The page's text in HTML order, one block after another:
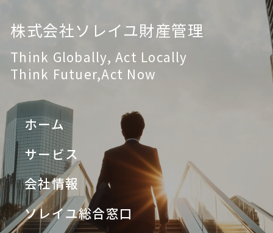
株式会社ソレイユ財産管理
Think Globally, Act Locally
Think Futuer,Act Now
ホーム
サービス
会社情報
ソレイユ総合窓口